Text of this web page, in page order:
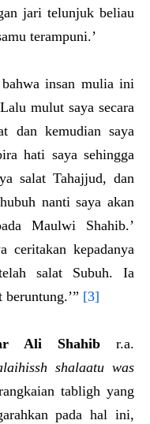
jari telunjuk beliau
terampuni.’
insan mulia ini
mulut saya secara
dan kemudian saya
hati saya sehingga
salat Tahajjud, dan
nanti saya akan
Maulwi Shahib.’
ceritakan kepadanya
salat Subuh. Ia
beruntung.’” [3]
Ali Shahib r.a.
shalaatu was
tabligh yang
pada hal ini,